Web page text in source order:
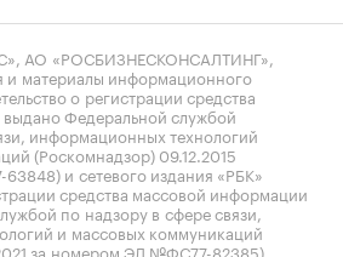
АО «РОСБИЗНЕСКОНСАЛТИНГ»,
и материалы информационного
о регистрации средства
Федеральной службой
информационных технологий
(Роскомнадзор) 09.12.2015
и сетевого издания «РБК»
средства массовой информации
по надзору в сфере связи,
и массовых коммуникаций
за номером ЭЛ №ФС77-82385)